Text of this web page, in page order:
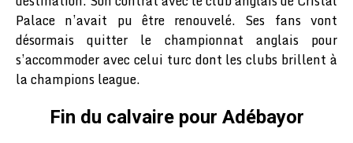
Palace n’avait pu être renouvelé. Ses fans vont
désormais quitter le championnat anglais pour
s’accommoder avec celui turc dont les clubs brillent à
la champions league.
Fin du calvaire pour Adébayor